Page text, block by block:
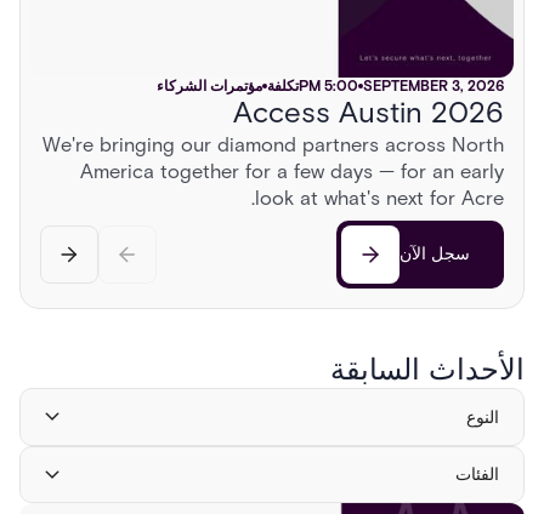
SEPTEMBER 3, 2026
5:00 PM تكلفة مؤتمرات الشركاء
Access Austin 2026
We're bringing our diamond partners across North
America together for a few days — for an early
look at what's next for Acre.
سجل الآن
AUGUST 13, 2026
2:00 PM تكلفة مؤتمرات الشركاء
Sonoma Roadshow
Head to Sonoma for a day behind the wheel of
exotic cars, a race on a private airstrip, and
discussions on the cutting edge of security.
NOVEMBER 5, 2026
6:00 PM تكلفة TRADE SHOWS
ISC East 2026
Register now
SEPTEMBER 16, 2026
6:00 PM تكلفة TRADE SHOWS
GSX 2026
Register now
الأحداث السابقة
النوع
الفئات